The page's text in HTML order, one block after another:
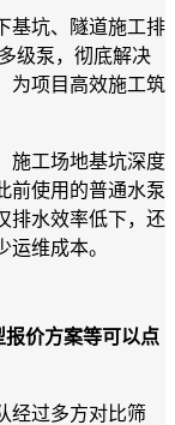
坑、隧道施工排
级泵，彻底解决
为项目高效施工筑
工场地基坑深度
前使用的普通水泵
排水效率低下，还
维成本。
报价方案等可以点
过多方对比筛